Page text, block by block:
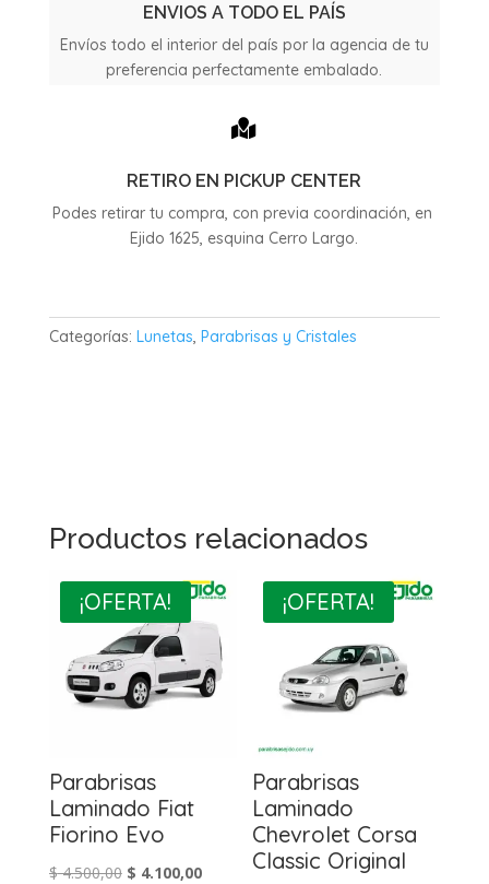
cantidad
ENVIOS A TODO EL PAÍS
Envíos todo el interior del país por la agencia de tu
preferencia perfectamente embalado.

RETIRO EN PICKUP CENTER
Podes retirar tu compra, con previa coordinación, en
Ejido 1625, esquina Cerro Largo.
Categorías: Lunetas, Parabrisas y Cristales
Productos relacionados
¡OFERTA!
Parabrisas
Laminado Fiat
Fiorino Evo
$4.500,00 El
$ 4.100,00El
¡OFERTA!
Parabrisas
Laminado
Chevrolet Corsa
Classic Original